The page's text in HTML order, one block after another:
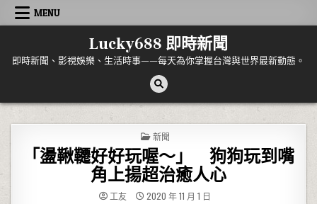
Skip to content
MENU
Lucky688 即時新聞
即時新聞、影視娛樂、生活時事——每天為你掌握台灣與世界最新動態。
POSTED IN
新聞
「盪鞦韆好好玩喔～」 狗狗玩到嘴
角上揚超治癒人心
工友 2020 年 11 月 1 日